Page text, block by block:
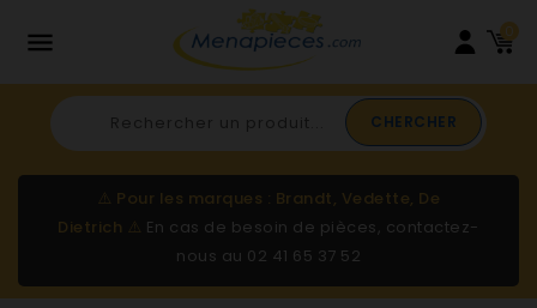
 0
CHERCHER
⚠️ Pour les marques : Brandt, Vedette, De
Dietrich ⚠️ En cas de besoin de pièces, contactez-
nous au 02 41 65 37 52